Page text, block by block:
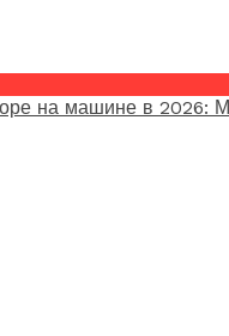
на машине в 2026: